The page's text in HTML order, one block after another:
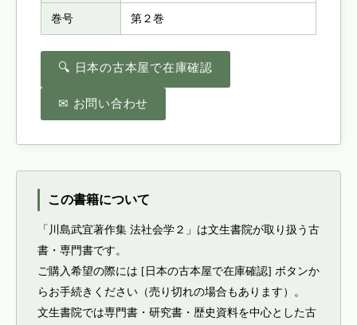
巻号 第２巻
🔍 日本の古本屋で在庫確認
✉ お問い合わせ
この書籍について
「川島武宜著作集 法社会学２」は文生書院が取り扱う古
書・専門書です。
ご購入希望の際には [日本の古本屋で在庫確認] ボタンか
らお手続きください（売り切れの場合もあります）。
文生書院では専門書・研究書・歴史資料を中心とした古